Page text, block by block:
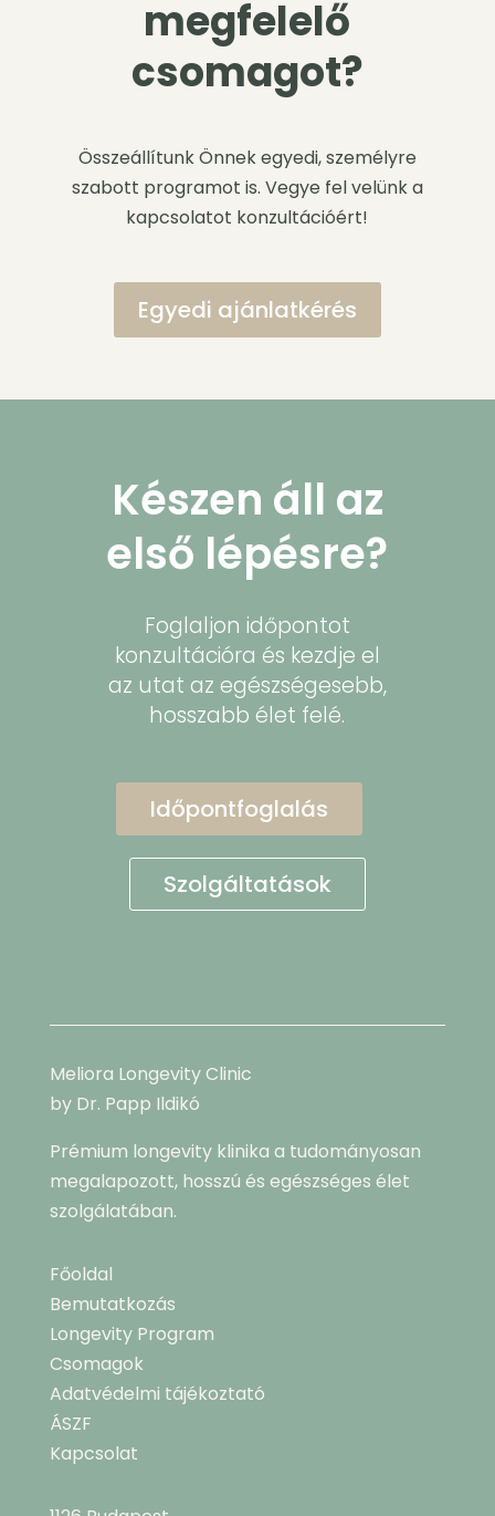
megfelelő
csomagot?
Összeállítunk Önnek egyedi, személyre
szabott programot is. Vegye fel velünk a
kapcsolatot konzultációért!
Egyedi ajánlatkérés
Készen áll az
első lépésre?
Foglaljon időpontot
konzultációra és kezdje el
az utat az egészségesebb,
hosszabb élet felé.
Időpontfoglalás
Szolgáltatások
Meliora Longevity Clinic
by Dr. Papp Ildikó
Prémium longevity klinika a tudományosan
megalapozott, hosszú és egészséges élet
szolgálatában.
Főoldal
Bemutatkozás
Longevity Program
Csomagok
Adatvédelmi tájékoztató
ÁSZF
Kapcsolat